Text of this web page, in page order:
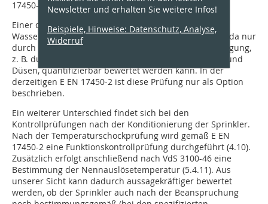
17450-2 Unterschiede auf.
Einer dieser Unterschiede ist die Erfassung der
Wasserverteilung. VdS 3100-46 fordert diese Prüfung, da nur
durch diese Prüfung eine mögliche Sprühbeeinträchtigung,
z. B. durch die Abdeckung von verdeckten Sprinklern und
Düsen, quantifizierbar bewertet werden kann. In der
derzeitigen E EN 17450-2 ist diese Prüfung nur als Option
beschrieben.
Ein weiterer Unterschied findet sich bei den
Kontrollprüfungen nach der Konditionierung der Sprinkler.
Nach der Temperaturschockprüfung wird gemäß E EN
17450-2 eine Funktionskontrollprüfung durchgeführt (4.10).
Zusätzlich erfolgt anschließend nach VdS 3100-46 eine
Bestimmung der Nennauslösetemperatur (5.4.11). Aus
unserer Sicht kann dadurch aussagekräftiger bewertet
werden, ob der Sprinkler auch nach der Beanspruchung
Newsletter und erhalten Sie weitere Infos!
Beispiele, Hinweise: Datenschutz, Analyse,
Widerruf